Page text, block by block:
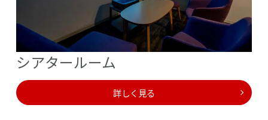
旅の始まりはここか
ら、キッズスペース
ター
シアタールーム
詳しく見る